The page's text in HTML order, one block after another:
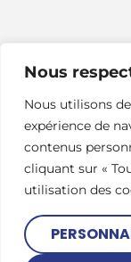
Nous
Nous utilisons
expérience de
contenus
cliquant sur «
utilisation des
Réalisé
par